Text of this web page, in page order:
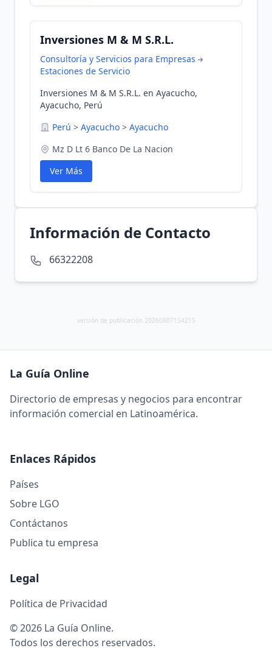
Inversiones M & M S.R.L.
Consultoría y Servicios para Empresas
Estaciones de Servicio
Inversiones M & M S.R.L. en Ayacucho,
Ayacucho, Perú
Perú > Ayacucho > Ayacucho
Mz D Lt 6 Banco De La Nacion
Ver Más
Información de Contacto
66322208
versión de publicación 20260807154215
La Guía Online
Directorio de empresas y negocios para encontrar
información comercial en Latinoamérica.
Enlaces Rápidos
Países
Sobre LGO
Contáctanos
Publica tu empresa
Legal
Política de Privacidad
© 2026 La Guía Online.
Todos los derechos reservados.